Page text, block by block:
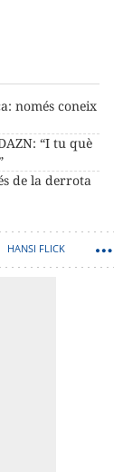
només coneix
“I tu què
de la derrota
HANSI FLICK